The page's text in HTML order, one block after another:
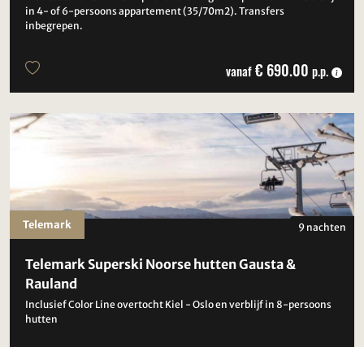
in 4- of 6-persoons appartement (35/70m2). Transfers
inbegrepen.
vanaf€ 690.00 p.p.
Telemark Superski Noorse hutten Gausta &
Rauland
Inclusief Color Line overtocht Kiel - Oslo en verblijf in 8-persoons
hutten
9 nachten
Telemark